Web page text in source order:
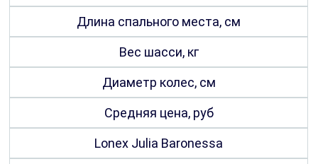
Длина спального места, см
Вес шасси, кг
Диаметр колес, см
Средняя цена, руб
Lonex Julia Baronessa